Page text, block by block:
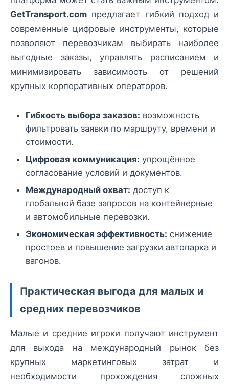
GetTransport.com предлагает гибкий подход и
современные цифровые инструменты, которые
позволяют перевозчикам выбирать наиболее
выгодные заказы, управлять расписанием и
минимизировать зависимость от решений
крупных корпоративных операторов.
Гибкость выбора заказов: возможность
фильтровать заявки по маршруту, времени и
стоимости.
Цифровая коммуникация: упрощённое
согласование условий и документов.
Международный охват: доступ к
глобальной базе запросов на контейнерные
и автомобильные перевозки.
Экономическая эффективность: снижение
простоев и повышение загрузки автопарка и
вагонов.
Практическая выгода для малых и
средних перевозчиков
Малые и средние игроки получают инструмент
для выхода на международный рынок без
крупных маркетинговых затрат и
необходимости прохождения сложных